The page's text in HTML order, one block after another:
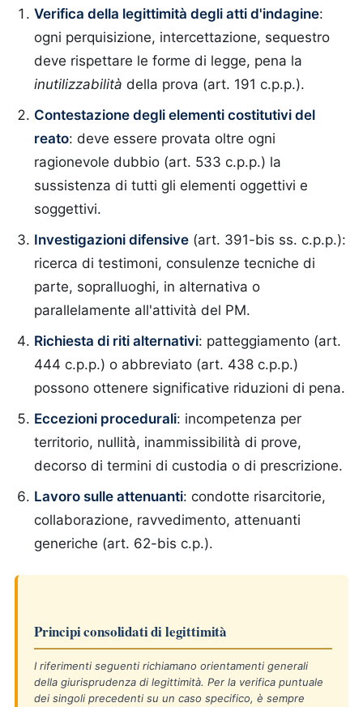
Verifica della legittimità degli atti d'indagine:
ogni perquisizione, intercettazione, sequestro
deve rispettare le forme di legge, pena la
inutilizzabilità della prova (art. 191 c.p.p.).
Contestazione degli elementi costitutivi del
reato: deve essere provata oltre ogni
ragionevole dubbio (art. 533 c.p.p.) la
sussistenza di tutti gli elementi oggettivi e
soggettivi.
Investigazioni difensive (art. 391-bis ss. c.p.p.):
ricerca di testimoni, consulenze tecniche di
parte, sopralluoghi, in alternativa o
parallelamente all'attività del PM.
Richiesta di riti alternativi: patteggiamento (art.
444 c.p.p.) o abbreviato (art. 438 c.p.p.)
possono ottenere significative riduzioni di pena.
Eccezioni procedurali: incompetenza per
territorio, nullità, inammissibilità di prove,
decorso di termini di custodia o di prescrizione.
Lavoro sulle attenuanti: condotte risarcitorie,
collaborazione, ravvedimento, attenuanti
generiche (art. 62-bis c.p.).
Principi consolidati di legittimità
I riferimenti seguenti richiamano orientamenti generali
della giurisprudenza di legittimità. Per la verifica puntuale
dei singoli precedenti su un caso specifico, è sempre